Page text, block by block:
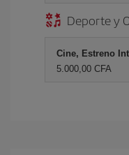
Deporte y
Cine, Estreno
5.000,00 CFA